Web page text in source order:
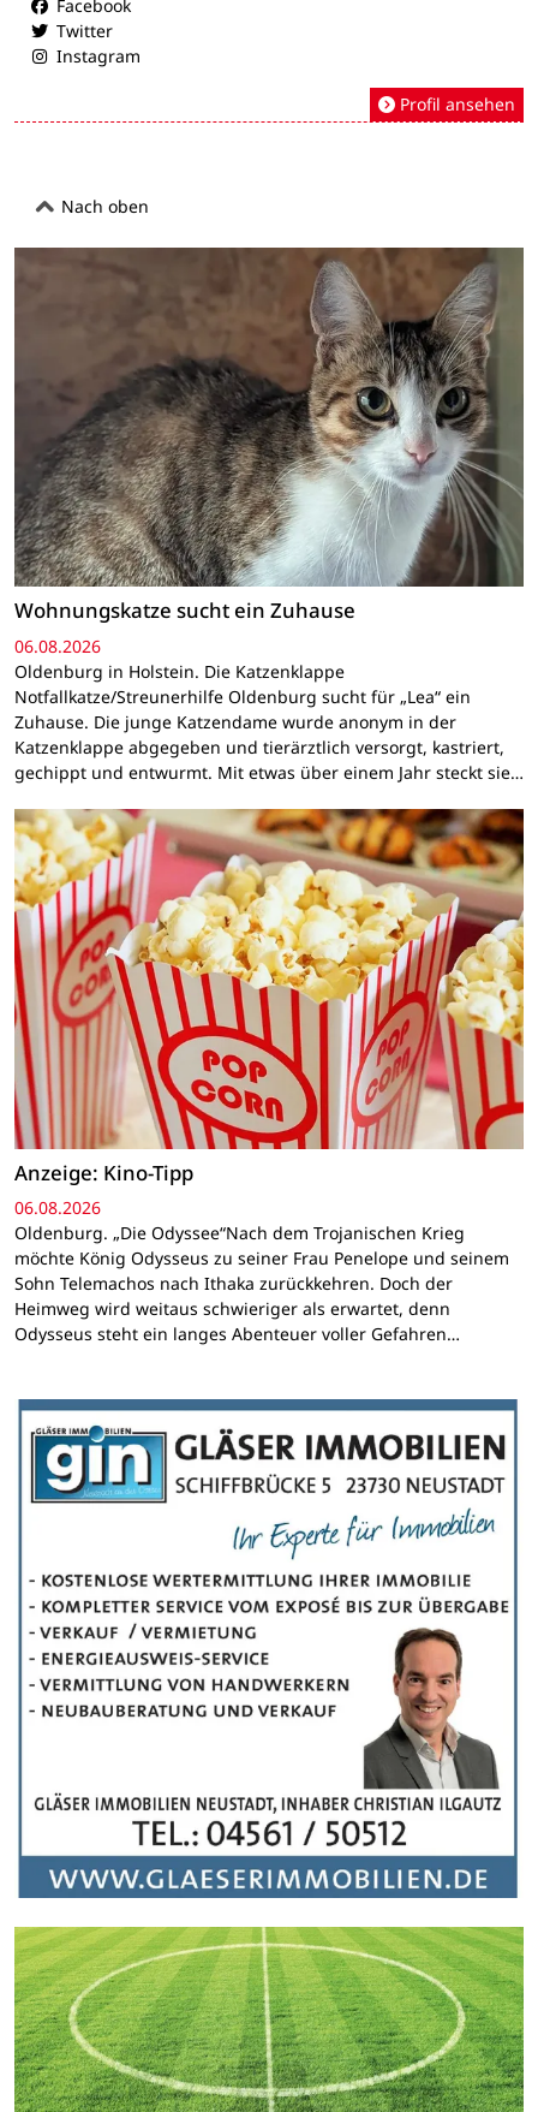
Facebook
Twitter
Instagram
Profil ansehen
Nach oben
Wohnungskatze sucht ein Zuhause
06.08.2026
Oldenburg in Holstein. Die Katzenklappe
Notfallkatze/Streunerhilfe Oldenburg sucht für „Lea“ ein
Zuhause. Die junge Katzendame wurde anonym in der
Katzenklappe abgegeben und tierärztlich versorgt, kastriert,
gechippt und entwurmt. Mit etwas über einem Jahr steckt sie…
Anzeige: Kino-Tipp
06.08.2026
Oldenburg. „Die Odyssee“Nach dem Trojanischen Krieg
möchte König Odysseus zu seiner Frau Penelope und seinem
Sohn Telemachos nach Ithaka zurückkehren. Doch der
Heimweg wird weitaus schwieriger als erwartet, denn
Odysseus steht ein langes Abenteuer voller Gefahren…